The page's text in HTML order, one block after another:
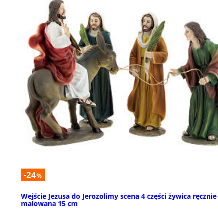
-24%
Wejście Jezusa do Jerozolimy scena 4 części żywica ręcznie
malowana 15 cm